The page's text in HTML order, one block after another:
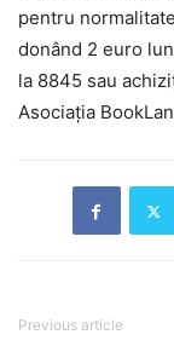
pentru
donând 2 euro
la 8845 sau
Asociația
Previous article